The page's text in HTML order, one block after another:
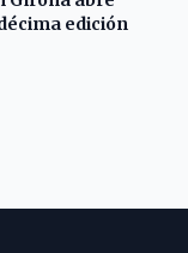
edición